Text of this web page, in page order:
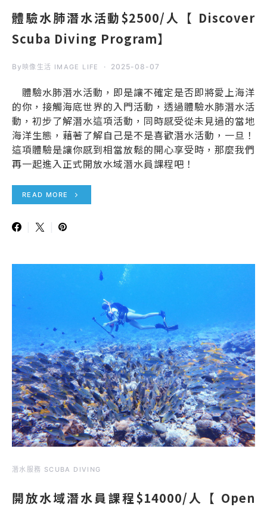
體驗水肺潛水活動$2500/人【 Discover
Scuba Diving Program】
By 映像生活 IMAGE LIFE 2025-08-07
體驗水肺潛水活動，即是讓不確定是否即將愛上海洋
的你，接觸海底世界的入門活動，透過體驗水肺潛水活
動，初步了解潛水這項活動，同時感受從未見過的當地
海洋生態，藉著了解自己是不是喜歡潛水活動，一旦！
這項體驗是讓你感到相當放鬆的開心享受時，那麼我們
再一起進入正式開放水域潛水員課程吧！
READ MORE
潛水服務 SCUBA DIVING
開放水域潛水員課程$14000/人【 Open